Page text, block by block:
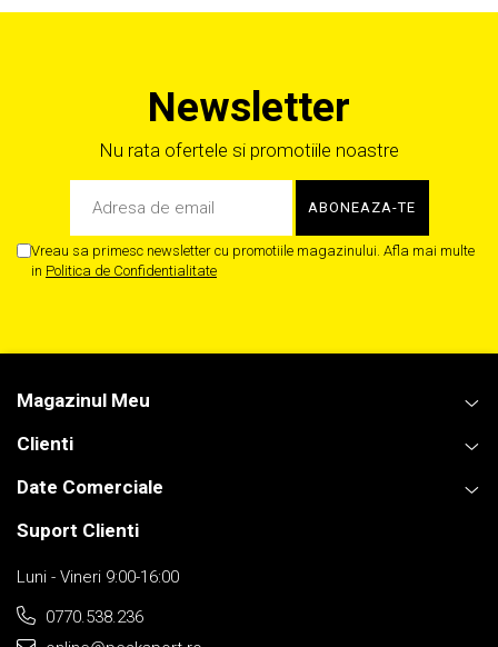
Newsletter
Nu rata ofertele si promotiile noastre
Vreau sa primesc newsletter cu promotiile magazinului. Afla mai multe
in Politica de Confidentialitate
Magazinul Meu
Clienti
Date Comerciale
Suport Clienti
Luni - Vineri 9:00-16:00
0770.538.236